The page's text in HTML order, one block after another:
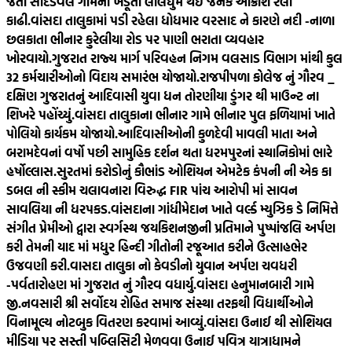
કાઢી.વાંસદા તાલુકામાં પડી રહેલા ધોધમાર વરસાદ ને કારણે નદી -નાળા
છલકાતા ભીનાર કુરેલીયા રોડ પર પાણી ભરાતા વ્યવહાર
ખોરવાયો.ગુજરાત રાજ્ય માર્ગ પરિવહન નિગમ વલસાડ વિભાગ માંથી કુલ
32 કર્મચારીઓનો વિદાય સમારંભ યોજાયો.રાજપીપળા કોલેજ નું ગૌરવ _
દક્ષિણ ગુજરાતનું આદિવાસી યુવા ધન તોરણીયા ડુંગર થી માઉન્ટ ના
શિખરે પહોંચ્યું.વાંસદા તાલુકાના ભીનાર ગામે ભીનાર પુલ ફળિયામાં ખાતે
પોલિયો કાર્યકમ યોજાયો.આદિવાસીઓની કુળદેવી માવલી માતા અને
બરામદેવનાં વર્ષો પછી સામુહિક દર્શન થતા ધરમપુરનાં સ્થાનિકોમાં ભારે
હર્ષોલ્લાસ.સુરતમાં કરોડોનું કૌભાંડ ઓશિયન એમટેક કંપની ની એક કા
ડબલ ની સ્કીમ ચલાવનારા વિરુદ્ધ FIR પાંચ આરોપી માં સાવન
સાવલિયા ની ધરપકડ.વાંસદાના ગાંધીમેદાન ખાતે વર્લ્ડ મ્યુઝિક ડે નિમિત્તે
સંગીત પ્રેમીઓ દ્વારા સ્વર્ગસ્થ જયકિશનજીની પ્રતિમાને પુષ્પાંજલિ અર્પણ
કરી તેમની યાદ માં મધુર હિન્દી ગીતોની રજૂઆત કરીને ઉત્સાહભેર
ઉજવણી કરી.વાસદા તાલુકા નો કેવડીનો યુવાન અર્પણ ચવધરી
-પર્વતારોહણ માં ગુજરાત નું ગૌરવ વધાર્યુ.વાંસદા હનુમાનબારી ગામે
જી.નવસારી શ્રી સર્વોદય રોહિત સમાજ સંસ્થા તરફથી વિદ્યાર્થીઓને
વિનામૂલ્ય નોટબુક વિતરણ કરવામાં આવ્યું.વાંસદા ઉનાઈ થી સોશિયલ
મીડિયા પર સસ્તી પબ્લિસિટી મેળવવા ઉનાઈ પવિત્ર યાત્રાધામને